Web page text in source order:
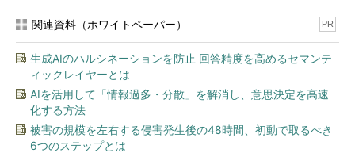
ケットライトで書き込むことで、データを書き込むだけでなく、
ような古いPCでは、データが正しく読めない場合もあるので、
配布メディアには向かない。またCD／DVD-RWで「USBフラッ
シュ ドライブと同じように使用する」を選択した場合、ディス
クのフォーマットが行われる。ドライブの性能にもよるが、フォ
ーマットには時間がかかるので注意したい。
関連資料（ホワイトペーパー） PR
生成AIのハルシネーションを防止 回答精度を高めるセマンテ
ィックレイヤーとは
AIを活用して「情報過多・分散」を解消し、意思決定を高速
化する方法
被害の規模を左右する侵害発生後の48時間、初動で取るべき
6つのステップとは